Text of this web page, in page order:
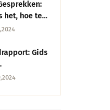
het, hoe te
vragen
Gids
en